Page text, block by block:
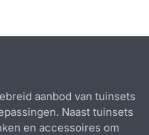
aanbod van tuinsets
Naast tuinsets
en accessoires om